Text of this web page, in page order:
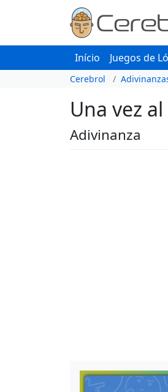
Início Juegos de
Cerebrol
Una vez
Adivinanza